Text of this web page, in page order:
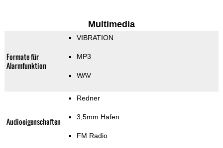
Multimedia
Formate für
Alarmfunktion
VIBRATION
MP3
WAV
Audioeigenschaften
Redner
3,5mm Hafen
FM Radio